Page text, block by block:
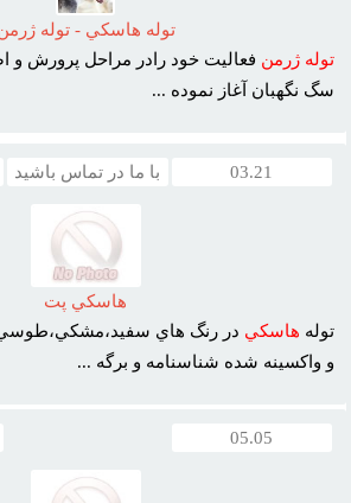
توله هاسکي - توله
توله ژرمن فعاليت خود رادر مراحل پرورش و
سگ نگهبان آغاز نموده ...
03.21 با ما در تماس باشید
هاسکي پت
توله هاسکي در رنگ هاي
و واکسينه شده شناسنامه و برگه ...
05.05